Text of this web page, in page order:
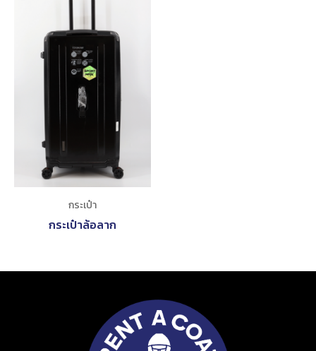
กระเป๋า
กระเป๋าล้อลาก